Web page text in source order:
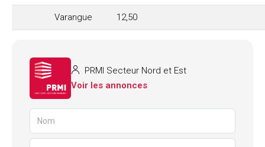
Varangue 12,50
PRMI Secteur Nord et Est
Voir les annonces